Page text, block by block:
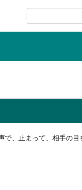
で、止まって、相手の目